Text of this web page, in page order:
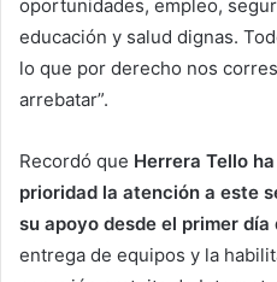
oportunidades, empleo,
educación y salud dignas.
lo que por derecho nos
arrebatar”.
Recordó que Herrera Tello
prioridad la atención a este
su apoyo desde el primer día
entrega de equipos y la